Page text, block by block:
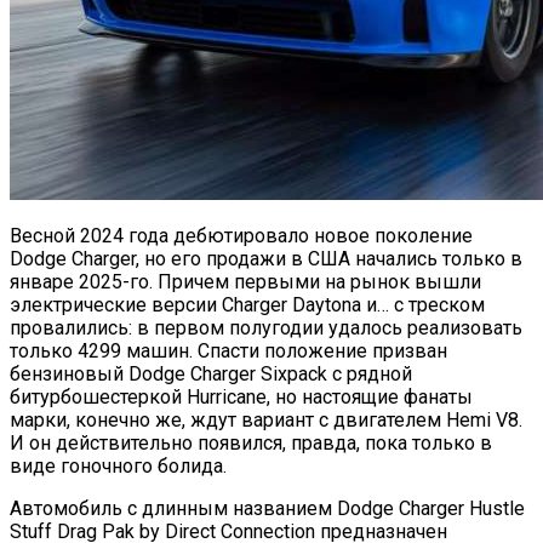
Весной 2024 года дебютировало новое поколение
Dodge Charger, но его продажи в США начались только в
январе 2025-го. Причем первыми на рынок вышли
электрические версии Charger Daytona и… с треском
провалились: в первом полугодии удалось реализовать
только 4299 машин. Спасти положение призван
бензиновый Dodge Charger Sixpack с рядной
битурбошестеркой Hurricane, но настоящие фанаты
марки, конечно же, ждут вариант с двигателем Hemi V8.
И он действительно появился, правда, пока только в
виде гоночного болида.
Автомобиль с длинным названием Dodge Charger Hustle
Stuff Drag Pak by Direct Connection предназначен